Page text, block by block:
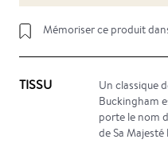
Mémoriser ce produit
TISSU
Un classique
Buckingham
porte le nom
de Sa Majesté